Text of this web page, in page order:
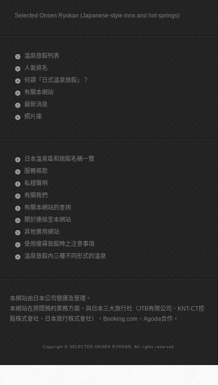
Selected Onsen Ryokan (Japanese-style inns and hot springs)
溫泉旅館列表
人氣排名
何謂「日式溫泉旅館」？
有關本網站
最新消息
照片庫
日本溫泉區和旅館名稱一覽
服務條款
私穩聲明
有關我們
有關本網站的查詢
關於連結至本網站
其他實用網站
使用搜尋旅館時之注意事項
溫泉旅館內三種不同形式的溫泉
本網站由日本公司營運及管理。
本網站在房間預約業務方面，與日本三大旅行社（JTB有限公司、KNT-CT控
股株式會社、日本旅行株式會社）、Booking.com、Agoda合作。
Copyright © SELECTED ONSEN RYOKAN, All rights reserved.